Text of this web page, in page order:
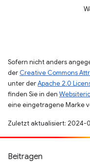
Sofern nicht anders
der Creative Commons
unter derApache 2.0
finden Sie in den
eine eingetragene Marke
Zuletzt aktualisiert: 2024-
Beitragen